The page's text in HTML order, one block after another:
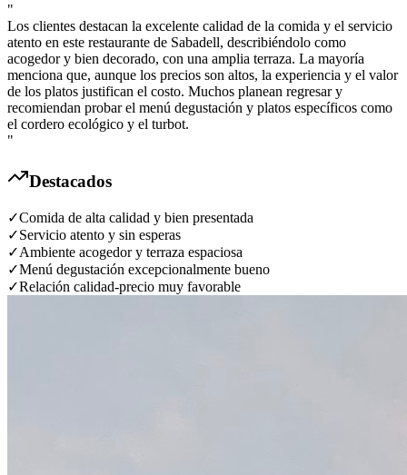
"
Los clientes destacan la excelente calidad de la comida y el servicio
atento en este restaurante de Sabadell, describiéndolo como
acogedor y bien decorado, con una amplia terraza. La mayoría
menciona que, aunque los precios son altos, la experiencia y el valor
de los platos justifican el costo. Muchos planean regresar y
recomiendan probar el menú degustación y platos específicos como
el cordero ecológico y el turbot.
"
Destacados
✓Comida de alta calidad y bien presentada
✓Servicio atento y sin esperas
✓Ambiente acogedor y terraza espaciosa
✓Menú degustación excepcionalmente bueno
✓Relación calidad-precio muy favorable